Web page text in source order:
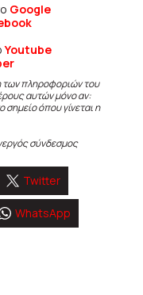
Google
Youtube
των πληροφοριών του
αυτών μόνο αν:
σημείο όπου γίνεται η
σύνδεσμος
Twitter
WhatsApp